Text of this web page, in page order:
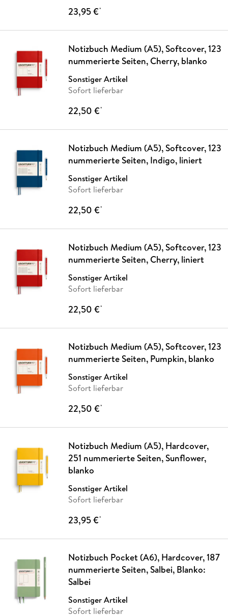
23,95 €*
Notizbuch Medium (A5), Softcover, 123
nummerierte Seiten, Cherry, blanko
Sonstiger Artikel
Sofort lieferbar
22,50 €*
Notizbuch Medium (A5), Softcover, 123
nummerierte Seiten, Indigo, liniert
Sonstiger Artikel
Sofort lieferbar
22,50 €*
Notizbuch Medium (A5), Softcover, 123
nummerierte Seiten, Cherry, liniert
Sonstiger Artikel
Sofort lieferbar
22,50 €*
Notizbuch Medium (A5), Softcover, 123
nummerierte Seiten, Pumpkin, blanko
Sonstiger Artikel
Sofort lieferbar
22,50 €*
Notizbuch Medium (A5), Hardcover,
251 nummerierte Seiten, Sunflower,
blanko
Sonstiger Artikel
Sofort lieferbar
23,95 €*
Notizbuch Pocket (A6), Hardcover, 187
nummerierte Seiten, Salbei, Blanko:
Salbei
Sonstiger Artikel
Sofort lieferbar